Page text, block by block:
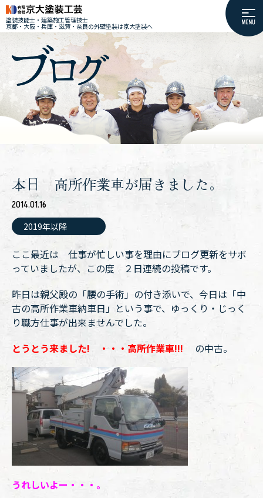
塗装技能士・建築施工管理技士
京都・大阪・兵庫・滋賀・奈良の外壁塗装は京大塗装へ
本日 高所作業車が届きました。
2014.01.16
2019年以降
ここ最近は 仕事が忙しい事を理由にブログ更新をサボ
っていましたが、この度 ２日連続の投稿です。
昨日は親父殿の「腰の手術」の付き添いで、今日は「中
古の高所作業車納車日」という事で、ゆっくり・じっく
り職方仕事が出来ませんでした。
とうとう来ました! ・・・高所作業車!!!
の中古。
うれしいよー・・・。